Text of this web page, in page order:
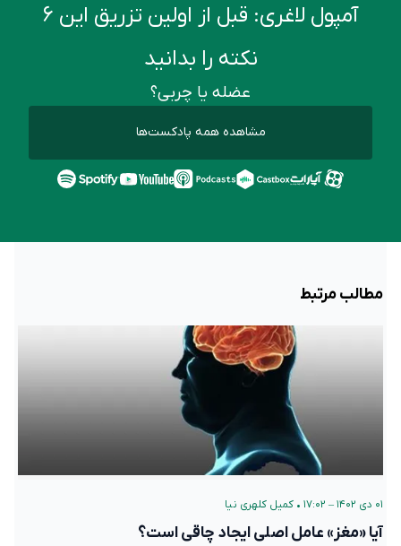
آمپول لاغری: قبل از اولین تزریق این ۶
نکته را بدانید
عضله یا چربی؟
مشاهده همه پادکست‌ها
مطالب مرتبط
۰۱ دی ۱۴۰۲ – ۱۷:۰۲ • کمیل کلهری نیا
آیا «مغز» عامل اصلی ایجاد چاقی است؟